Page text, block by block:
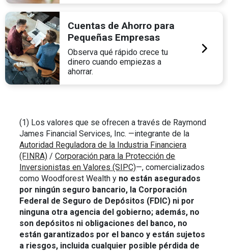
Cuentas de Ahorro para
Pequeñas Empresas
Observa qué rápido crece tu
dinero cuando empiezas a
ahorrar.
(1) Los valores que se ofrecen a través de Raymond
James Financial Services, Inc. —integrante de la
Autoridad Reguladora de la Industria Financiera
(FINRA) /Corporación para la Protección de
Inversionistas en Valores (SIPC)—, comercializados
como Woodforest Wealth y no están asegurados
por ningún seguro bancario, la Corporación
Federal de Seguro de Depósitos (FDIC) ni por
ninguna otra agencia del gobierno; además, no
son depósitos ni obligaciones del banco, no
están garantizados por el banco y están sujetos
a riesgos, incluida cualquier posible pérdida de